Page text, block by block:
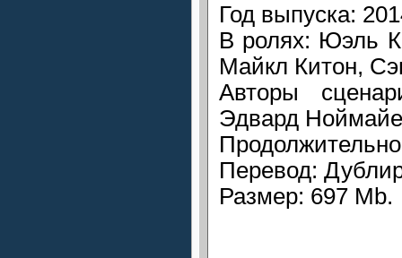
Год выпуска:
В ролях: Юэль
Майкл Китон,
Авторы
Эдвард
Перевод:
Размер: 697 Mb.